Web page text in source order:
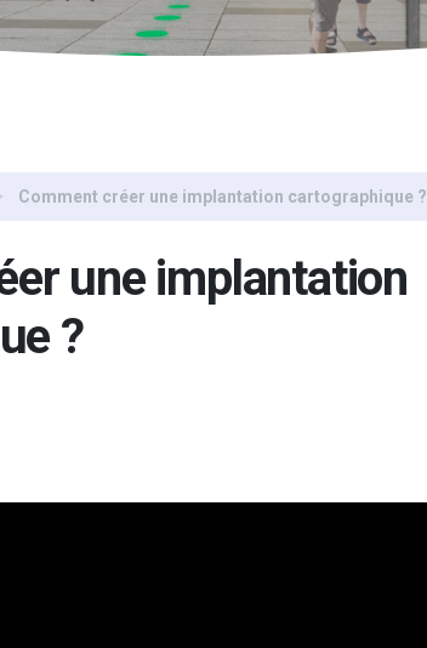
Comment créer une implantation cartographique ?
une implantation
?